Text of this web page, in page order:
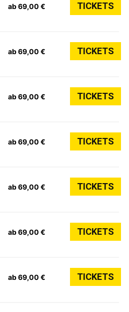
ab 69,00 € TICKETS
ab 69,00 € TICKETS
ab 69,00 € TICKETS
ab 69,00 € TICKETS
ab 69,00 € TICKETS
ab 69,00 € TICKETS
ab 69,00 € TICKETS